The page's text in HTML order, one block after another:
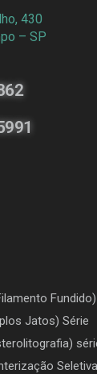
430
– SP
Fundido)
Jatos) Série